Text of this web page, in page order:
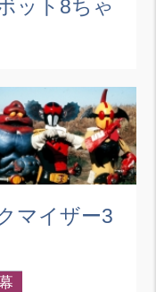
ット8ちゃ
マイザー3